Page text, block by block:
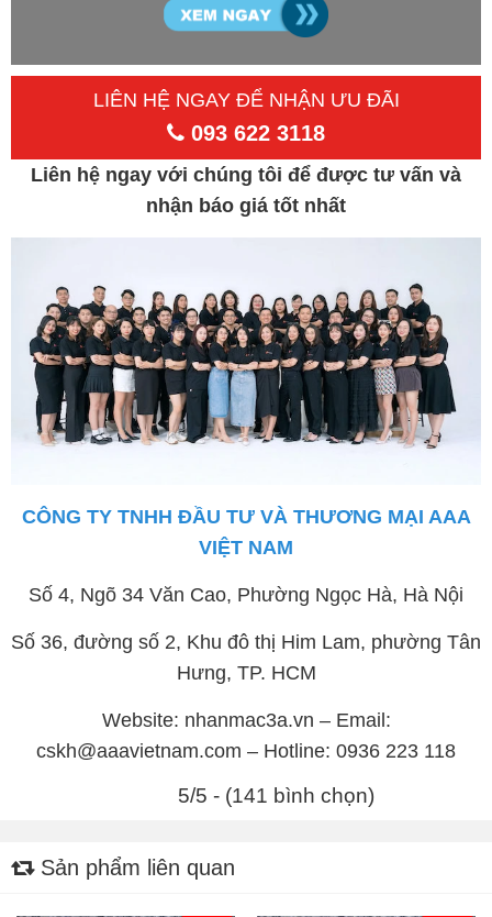
LIÊN HỆ NGAY ĐỂ NHẬN ƯU ĐÃI
093 622 3118
Liên hệ ngay với chúng tôi để được tư vấn và
nhận báo giá tốt nhất
CÔNG TY TNHH ĐẦU TƯ VÀ THƯƠNG MẠI AAA
VIỆT NAM
Số 4, Ngõ 34 Văn Cao, Phường Ngọc Hà, Hà Nội
Số 36, đường số 2, Khu đô thị Him Lam, phường Tân
Hưng, TP. HCM
Website: nhanmac3a.vn – Email:
cskh@aaavietnam.com – Hotline: 0936 223 118
5/5 - (141 bình chọn)
Sản phẩm liên quan